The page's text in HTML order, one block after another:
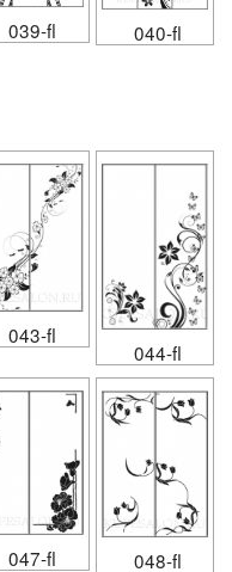
039-fl 040-fl
043-fl
044-fl
047-fl 048-fl